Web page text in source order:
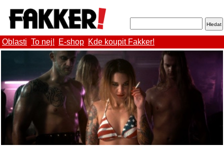
Oblasti To nej! E-shop Kde koupit Fakker!